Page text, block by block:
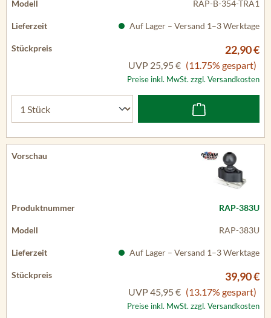
RAP-B-354-TRA1
Auf Lager – Versand 1–3 Werktage
22,90 €
UVP 25,95 € (11.75% gespart)
Preise inkl. MwSt. zzgl. Versandkosten
RAP-383U
RAP-383U
Auf Lager – Versand 1–3 Werktage
39,90 €
UVP45,95 € (13.17% gespart)
Preise inkl. MwSt. zzgl. Versandkosten